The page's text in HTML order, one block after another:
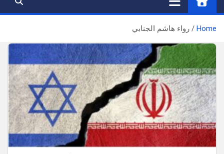
Home رواء هاشم الجنابي